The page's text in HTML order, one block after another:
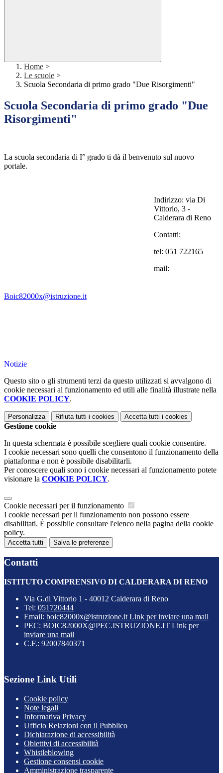
Home >
Le scuole >
Scuola Secondaria di primo grado "Due Risorgimenti"
Scuola Secondaria di primo grado "Due
Risorgimenti"
La scuola secondaria di I° grado ti dà il benvenuto sul nuovo
portale.
Indirizzo: via Di
Vittorio, 3 -
Calderara di Reno
Contatti:
tel: 051 722165
mail:
Boic82000x@istruzione.it
Notizie
Questo sito o gli strumenti terzi da questo utilizzati si avvalgono di
cookie necessari al funzionamento ed utili alle finalità illustrate nella
COOKIE POLICY.
Personalizza Rifiuta tutti i cookies Accetta tutti i cookies
Gestione cookie
In questa schermata è possibile scegliere quali cookie consentire.
I cookie necessari sono quelli che consentono il funzionamento della
piattaforma e non è possibile disabilitarli.
Per conoscere quali sono i cookie necessari al funzionamento potete
visionare la COOKIE POLICY.
Cookie necessari per il funzionamento
I cookie necessari per il funzionamento non possono essere
disabilitati. È possibile consultare l'elenco nella pagina della cookie
policy.
Accetta tutti Salva le preferenze
Contatti
ISTITUTO COMPRENSIVO DI CALDERARA DI RENO
Via G.di Vittorio 1 - 40012 Calderara di Reno
Tel: 051720444
Email: boic82000x@istruzione.it Link per inviare una mail
PEC: BOIC82000X@PEC.ISTRUZIONE.IT Link per
inviare una mail
C.F.: 92007840371
Sezione Link Utili
Cookie policy
Note legali
Informativa Privacy
Ufficio Relazioni con il Pubblico
Dichiarazione di accessibilità
Obiettivi di accessibilità
Whistleblowing
Gestione consensi cookie
Amministrazione trasparente